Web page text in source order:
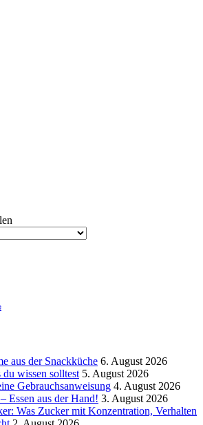
aus der Snackküche 6. August 2026
du wissen solltest 5. August 2026
Gebrauchsanweisung 4. August 2026
Essen aus der Hand! 3. August 2026
Was Zucker mit Konzentration, Verhalten